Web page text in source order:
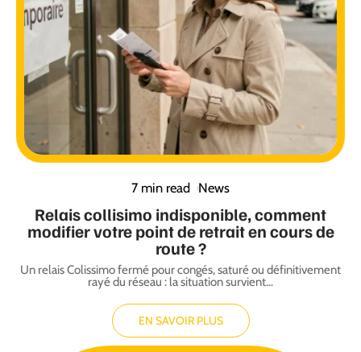
7 min read News
Relais collisimo indisponible, comment
modifier votre point de retrait en cours de
route ?
Un relais Colissimo fermé pour congés, saturé ou définitivement
rayé du réseau : la situation survient…
EN SAVOIR PLUS